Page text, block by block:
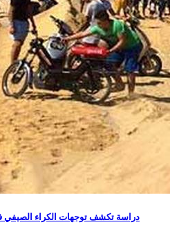
دراسة تكشف توجهات الكراء